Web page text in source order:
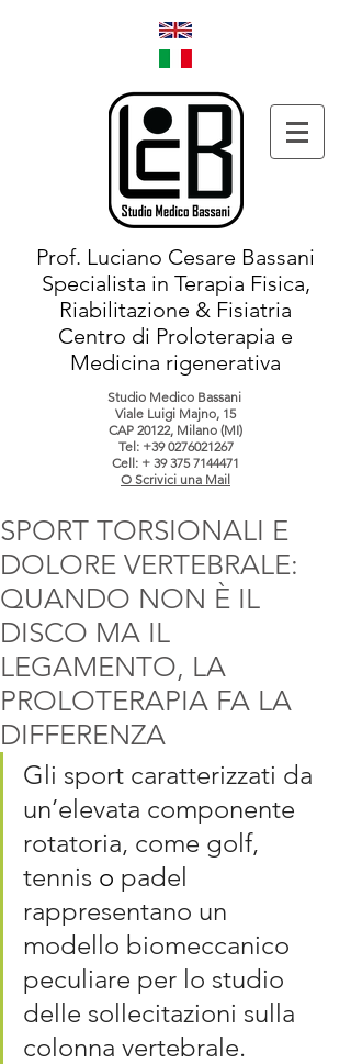
Prof. Luciano Cesare Bassani
Specialista in Terapia Fisica,
Riabilitazione & Fisiatria
Centro di Proloterapia e
Medicina rigenerativa
Studio Medico Bassani
Viale Luigi Majno, 15
CAP 20122, Milano (MI)
Tel: +39 0276021267
Cell: + 39 375 7144471
O Scrivici una Mail
SPORT TORSIONALI E
DOLORE VERTEBRALE:
QUANDO NON È IL
DISCO MA IL
LEGAMENTO, LA
PROLOTERAPIA FA LA
DIFFERENZA
Gli sport caratterizzati da
un’elevata componente
rotatoria, come golf,
tennis o padel
rappresentano un
modello biomeccanico
peculiare per lo studio
delle sollecitazioni sulla
colonna vertebrale.